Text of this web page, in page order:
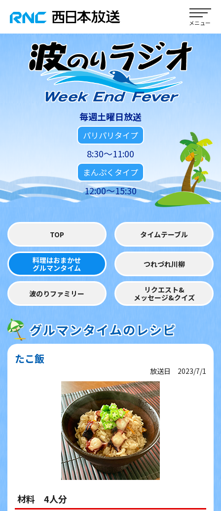
毎週土曜日放送
パリパリタイプ
8:30～11:00
まんぷくタイプ
12:00～15:30
TOP タイムテーブル
料理はおまかせ
グルマンタイム
つれづれ川柳
波のりファミリー
リクエスト&
メッセージ&クイズ
グルマンタイムのレシピ
たこ飯
放送日 2023/7/1
材料 4人分